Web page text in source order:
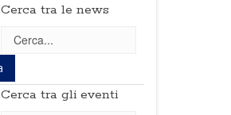
Cerca tra le news
Cerca tra gli eventi